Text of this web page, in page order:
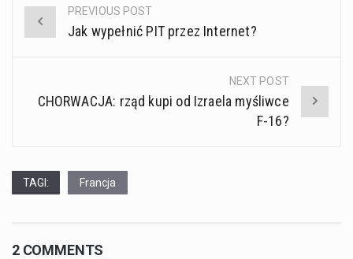
Post
navigation
PREVIOUS POST
Jak wypełnić PIT przez Internet?
NEXT POST
CHORWACJA: rząd kupi od Izraela myśliwce
F-16?
TAGI: Francja
2 COMMENTS